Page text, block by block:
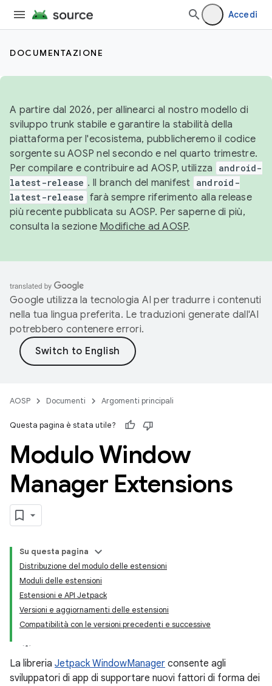
Accedi
DOCUMENTAZIONE
A partire dal 2026, per allinearci al nostro modello di
sviluppo trunk stabile e garantire la stabilità della
piattaforma per l'ecosistema, pubblicheremo il codice
sorgente su AOSP nel secondo e nel quarto trimestre.
Per compilare e contribuire ad AOSP, utilizza
android-
latest-release . Il branch del manifest android-
latest-release farà sempre riferimento alla release
più recente pubblicata su AOSP. Per saperne di più,
consulta la sezione Modifiche ad AOSP.
Google utilizza la tecnologia AI per tradurre i contenuti
nella tua lingua preferita. Le traduzioni generate dall'AI
potrebbero contenere errori.
AOSP Documenti Argomenti principali
Questa pagina è stata utile?
Modulo Window
Manager Extensions
Su questa pagina
Distribuzione del modulo delle estensioni
Moduli delle estensioni
Estensioni e API Jetpack
Versioni e aggiornamenti delle estensioni
Compatibilità con le versioni precedenti e successive
La libreria Jetpack WindowManager consente agli
sviluppatori di app di supportare nuovi fattori di forma dei